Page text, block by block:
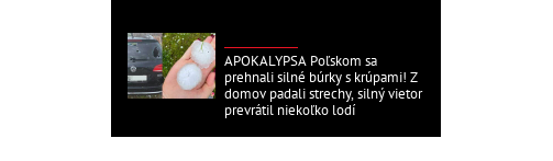
APOKALYPSA Poľskom sa
prehnali silné búrky s krúpami! Z
domov padali strechy, silný vietor
prevrátil niekoľko lodí